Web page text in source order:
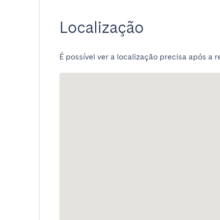
Localização
É possível ver a localização precisa após a